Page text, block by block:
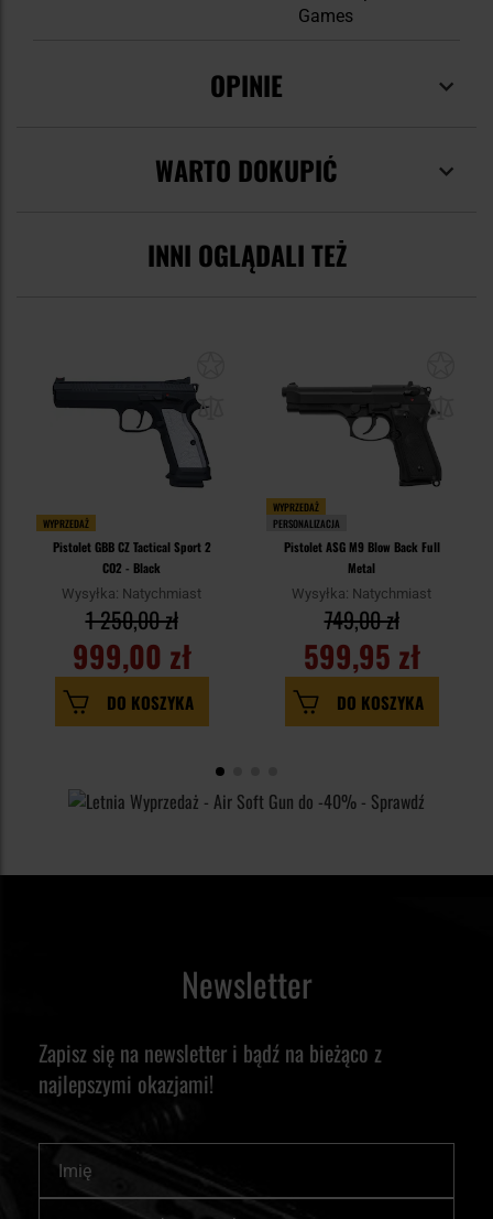
Games
OPINIE
WARTO DOKUPIĆ
INNI OGLĄDALI TEŻ
WYPRZEDAŻ
Pistolet GBB CZ Tactical Sport 2
CO2 - Black
Wysyłka: Natychmiast
999,00 zł
1 250,00 zł
DO KOSZYKA
WYPRZEDAŻ
PERSONALIZACJA
Pistolet ASG M9 Blow Back Full
Metal
Wysyłka: Natychmiast
599,95 zł
749,00 zł
DO KOSZYKA
Newsletter
Zapisz się na newsletter i bądź na bieżąco z
najlepszymi okazjami!